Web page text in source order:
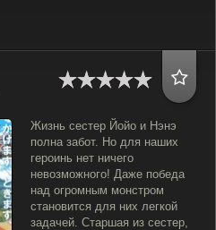
Жизнь сестер Йойо и Нэнэ
полна забот. Но для наших
героинь нет ничего
невозможного! Даже победа
над огромным монстром
становится для них легкой
задачей. Старшая из сестер,